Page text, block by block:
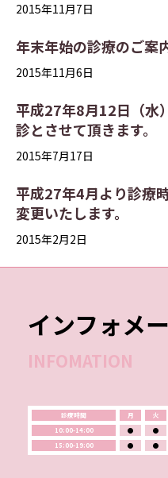
2015年11月7日
年末年始の診療のご案
2015年11月6日
平成27年8月12日（水
診とさせて頂きます。
2015年7月17日
平成27年4月より診療
変更いたします。
2015年2月2日
インフォメ
INFOMATION
診療時間 月 火
10:00-14:00
● ●
15:00-19:00
● ●